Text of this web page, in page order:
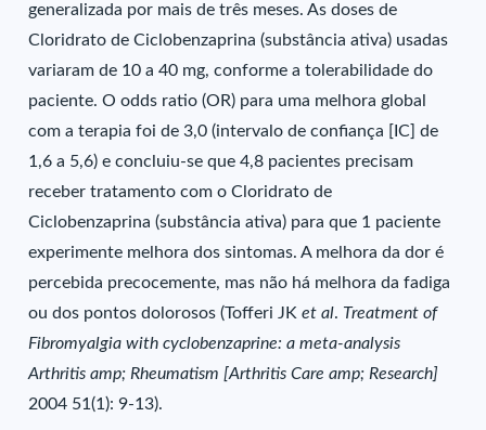
generalizada por mais de três meses. As doses de
Cloridrato de Ciclobenzaprina (substância ativa) usadas
variaram de 10 a 40 mg, conforme a tolerabilidade do
paciente. O odds ratio (OR) para uma melhora global
com a terapia foi de 3,0 (intervalo de confiança [IC] de
1,6 a 5,6) e concluiu-se que 4,8 pacientes precisam
receber tratamento com o Cloridrato de
Ciclobenzaprina (substância ativa) para que 1 paciente
experimente melhora dos sintomas. A melhora da dor é
percebida precocemente, mas não há melhora da fadiga
ou dos pontos dolorosos (Tofferi JKet al. Treatment of
Fibromyalgia with cyclobenzaprine: a meta-analysis
Arthritis amp; Rheumatism [Arthritis Care amp; Research]
2004 51(1): 9-13).